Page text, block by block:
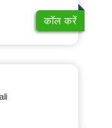
कॉल करें